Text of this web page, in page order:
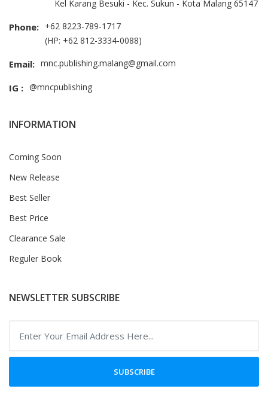
Kel Karang Besuki - Kec. Sukun - Kota Malang 65147
Phone: +62 8223-789-1717
(HP: +62 812-3334-0088)
Email: mnc.publishing.malang@gmail.com
IG : @mncpublishing
INFORMATION
Coming Soon
New Release
Best Seller
Best Price
Clearance Sale
Reguler Book
NEWSLETTER SUBSCRIBE
SUBSCRIBE